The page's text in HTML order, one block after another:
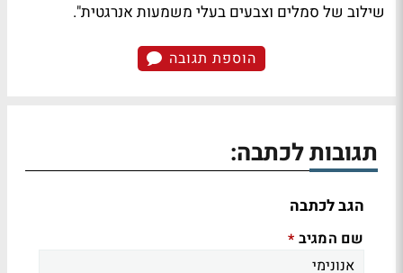
שילוב של סמלים וצבעים בעלי משמעות אנרגטית".
הוספת תגובה
תגובות לכתבה:
הגב לכתבה
שם המגיב *